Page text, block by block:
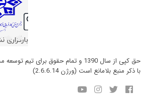
حق کپی از سال 1390 و تمام حقوق برای
با ذکر منبع بلامانع است (ورژن 2.6.6.14)